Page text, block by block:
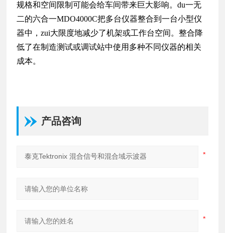
规格和空间限制可能会给车间带来巨大影响。du一无
二的六合一MDO4000C把多台仪器整合到一台小型仪
器中，zui大限度地减少了机架或工作台空间。整合降
低了在制造测试或调试站中使用多种不同仪器的相关
成本。
产品咨询